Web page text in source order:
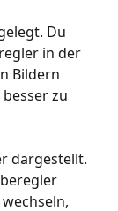
Du
in der
Bildern
zu
dargestellt.